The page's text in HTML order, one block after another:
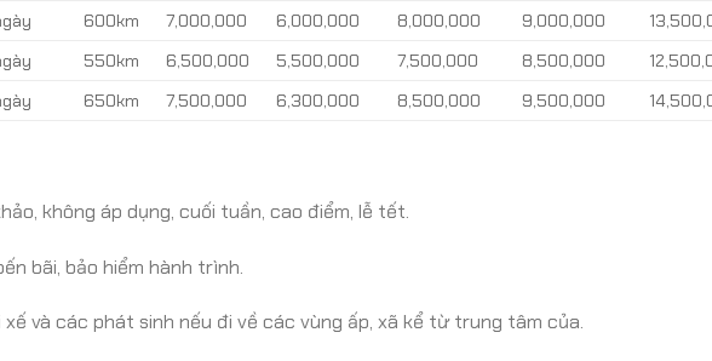
600km 7,000,000 6,000,000 8,000,000 9,000,000
550km 6,500,000 5,500,000 7,500,000 8,500,000
650km 7,500,000 6,300,000 8,500,000 9,500,000
không áp dụng, cuối tuần, cao điểm, lễ tết.
bãi, bảo hiểm hành trình.
và các phát sinh nếu đi về các vùng ấp, xã kể từ trung tâm của.